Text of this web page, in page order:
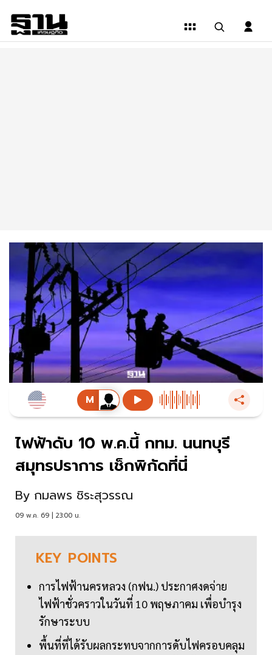
ไฟฟ้าดับ 10 พ.ค.นี้ กทม. นนทบุรี
สมุทรปราการ เช็กพิกัดที่นี่
By กมลพร ชิระสุวรรณ
09 พ.ค. 69 | 23:00 น.
KEY POINTS
การไฟฟ้านครหลวง (กฟน.) ประกาศงดจ่าย
ไฟฟ้าชั่วคราวในวันที่ 10 พฤษภาคม เพื่อบำรุง
รักษาระบบ
พื้นที่ที่ได้รับผลกระทบจากการดับไฟครอบคลุม